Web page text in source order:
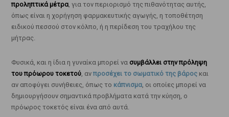
προληπτικά μέτρα, για τον περιορισμό της πιθανότητας αυτής,
όπως είναι η χορήγηση φαρμακευτικής αγωγής, η τοποθέτηση
ειδικού πεσσού στον κόλπο, ή η περίδεση του τραχήλου της
μήτρας.
Φυσικά, και η ίδια η γυναίκα μπορεί να συμβάλλει στην πρόληψη
του πρόωρου τοκετού, αν προσέχει το σωματικό της βάροςκαι
αν αποφύγει συνήθειες, όπως το κάπνισμα, οι οποίες μπορεί να
δημιουργήσουν σημαντικά προβλήματα κατά την κύηση, ο
πρόωρος τοκετός είναι ένα από αυτά.